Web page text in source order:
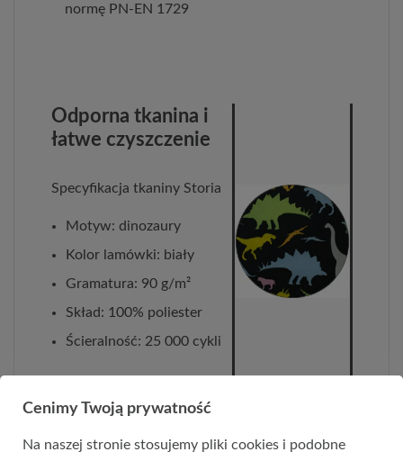
normę PN-EN 1729
Odporna tkanina i
łatwe czyszczenie
Specyfikacja tkaniny Storia
Motyw: dinozaury
Kolor lamówki: biały
Gramatura: 90 g/m²
Skład: 100% poliester
Ścieralność: 25 000 cykli
jakość
Cenimy Twoją prywatność
Na naszej stronie stosujemy pliki cookies i podobne